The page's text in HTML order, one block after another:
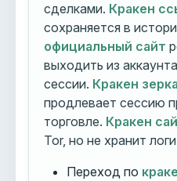
сделками. Кракен
сохраняется в
официальный сайт
выходить из
сессии. Кракен
продлевает сессию
торговле. Кракен
Tor, но не хранит
Переход по